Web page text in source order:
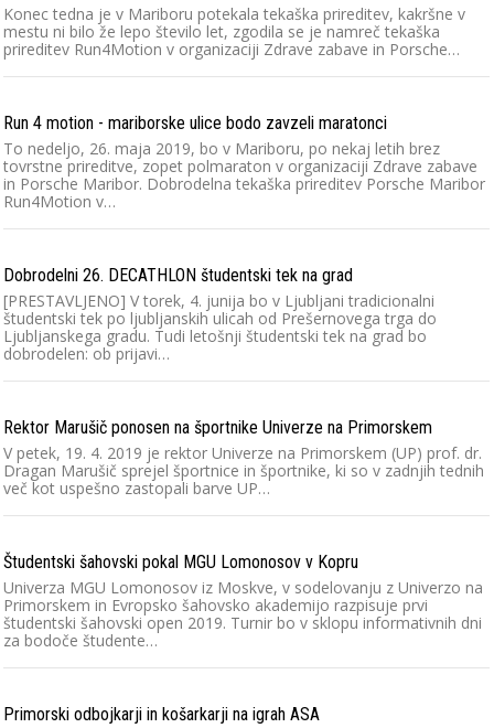
Konec tedna je v Mariboru potekala tekaška prireditev, kakršne v
mestu ni bilo že lepo število let, zgodila se je namreč tekaška
prireditev Run4Motion v organizaciji Zdrave zabave in Porsche…
Run 4 motion - mariborske ulice bodo zavzeli maratonci
To nedeljo, 26. maja 2019, bo v Mariboru, po nekaj letih brez
tovrstne prireditve, zopet polmaraton v organizaciji Zdrave zabave
in Porsche Maribor. Dobrodelna tekaška prireditev Porsche Maribor
Run4Motion v…
Dobrodelni 26. DECATHLON študentski tek na grad
[PRESTAVLJENO] V torek, 4. junija bo v Ljubljani tradicionalni
študentski tek po ljubljanskih ulicah od Prešernovega trga do
Ljubljanskega gradu. Tudi letošnji študentski tek na grad bo
dobrodelen: ob prijavi…
Rektor Marušič ponosen na športnike Univerze na Primorskem
V petek, 19. 4. 2019 je rektor Univerze na Primorskem (UP) prof. dr.
Dragan Marušič sprejel športnice in športnike, ki so v zadnjih tednih
več kot uspešno zastopali barve UP…
Študentski šahovski pokal MGU Lomonosov v Kopru
Univerza MGU Lomonosov iz Moskve, v sodelovanju z Univerzo na
Primorskem in Evropsko šahovsko akademijo razpisuje prvi
študentski šahovski open 2019. Turnir bo v sklopu informativnih dni
za bodoče študente…
Primorski odbojkarji in košarkarji na igrah ASA